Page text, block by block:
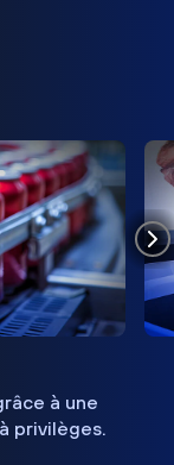
à une
privilèges.